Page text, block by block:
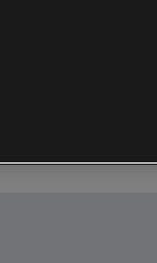
라이징